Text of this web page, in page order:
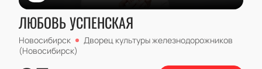
ЛЮБОВЬ УСПЕНСКАЯ
Новосибирск
Дворец культуры железнодорожников
(Новосибирск)